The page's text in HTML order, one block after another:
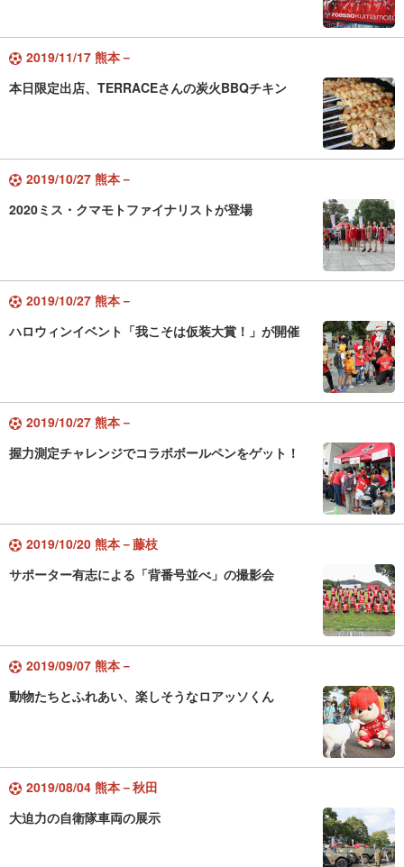
2019/11/17 熊本－
本日限定出店、TERRACEさんの炭火BBQチキン
2019/10/27 熊本－
2020ミス・クマモトファイナリストが登場
2019/10/27 熊本－
ハロウィンイベント「我こそは仮装大賞！」が開催
2019/10/27 熊本－
握力測定チャレンジでコラボボールペンをゲット！
2019/10/20 熊本－藤枝
サポーター有志による「背番号並べ」の撮影会
2019/09/07 熊本－
動物たちとふれあい、楽しそうなロアッソくん
2019/08/04 熊本－秋田
大迫力の自衛隊車両の展示